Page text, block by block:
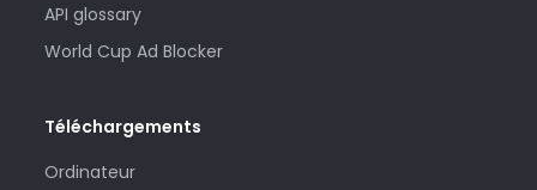
API glossary
World Cup Ad Blocker
Téléchargements
Ordinateur